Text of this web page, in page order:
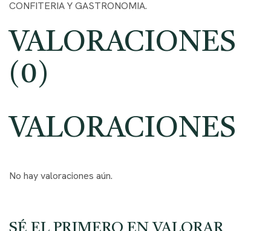
CONFITERIA Y GASTRONOMIA.
VALORACIONES
(0)
VALORACIONES
No hay valoraciones aún.